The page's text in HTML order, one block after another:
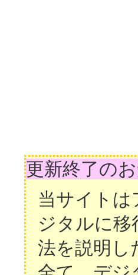
更新終了の
当サイト
ジタルに移
法を説明し